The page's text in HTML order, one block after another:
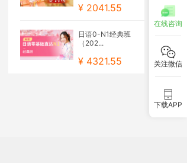
¥ 2041.55
日语0-N1经典班
（202...
¥ 4321.55
在线咨询
关注微信
下载APP